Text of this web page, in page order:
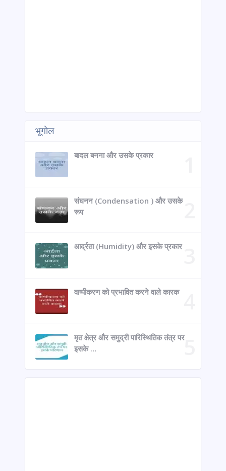
भूगोल
बादल बनना और उसके प्रकार
संघनन (Condensation ) और उसके
रूप
आर्द्रता (Humidity) और इसके प्रकार
वाष्पीकरण को प्रभावित करने वाले कारक
मृत क्षेत्र और समुद्री पारिस्थितिक तंत्र पर
इसके …